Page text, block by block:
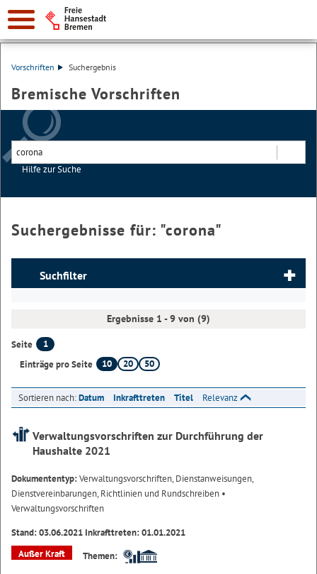
Vorschriften Suchergebnis
Bremische Vorschriften
Hilfe zur Suche
Suchergebnisse für: "corona"
Suchfilter
Ergebnisse 1 - 9 von (9)
Seite
1
Einträge pro Seite
10 20 50
Sortieren nach:Datum Inkrafttreten Titel Relevanz
Verwaltungsvorschriften zur Durchführung der
Haushalte 2021
Dokumententyp:Verwaltungsvorschriften, Dienstanweisungen,
Dienstvereinbarungen, Richtlinien und Rundschreiben •
Verwaltungsvorschriften
Stand: 03.06.2021 Inkrafttreten: 01.01.2021
Außer Kraft
Themen: